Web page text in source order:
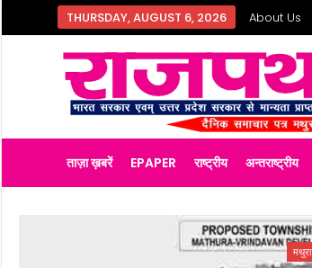
THURSDAY, AUGUST 6, 2026 About Us
ताज़ा ख़बरें EPAPER राष्ट्रीय अन्तराष्ट्रीय
मथुरा